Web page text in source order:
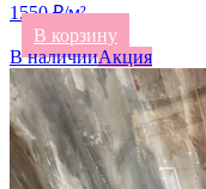
1550 ₽/м²
В корзину
В наличииАкция